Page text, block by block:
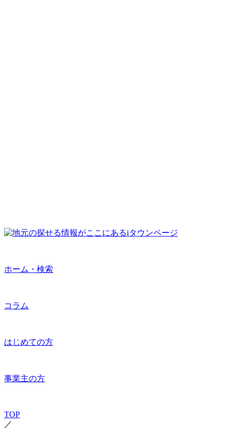
ホーム・検索
コラム
はじめての方
事業主の方
TOP
／